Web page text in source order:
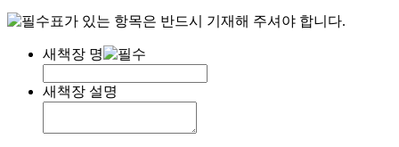
표가 있는 항목은 반드시 기재해 주셔야 합니다.
새책장 명
새책장 설명